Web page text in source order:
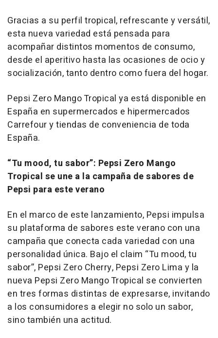
Gracias a su perfil tropical, refrescante y versátil,
esta nueva variedad está pensada para
acompañar distintos momentos de consumo,
desde el aperitivo hasta las ocasiones de ocio y
socialización, tanto dentro como fuera del hogar.
Pepsi Zero Mango Tropical ya está disponible en
España en supermercados e hipermercados
Carrefour y tiendas de conveniencia de toda
España.
“Tu mood, tu sabor”: Pepsi Zero Mango
Tropical se une a la campaña de sabores de
Pepsi para este verano
En el marco de este lanzamiento, Pepsi impulsa
su plataforma de sabores este verano con una
campaña que conecta cada variedad con una
personalidad única. Bajo el claim “Tu mood, tu
sabor”, Pepsi Zero Cherry, Pepsi Zero Lima y la
nueva Pepsi Zero Mango Tropical se convierten
en tres formas distintas de expresarse, invitando
a los consumidores a elegir no solo un sabor,
sino también una actitud.